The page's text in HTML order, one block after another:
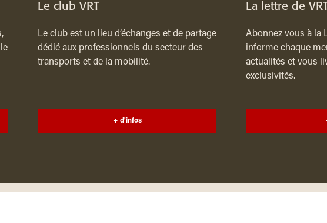
Le club VRT
Le club est un lieu d’échanges et de partage
dédié aux professionnels du secteur des
transports et de la mobilité.
+ d'infos
La lettre de
Abonnez vous à la
informe chaque
actualités et vous
exclusivités.